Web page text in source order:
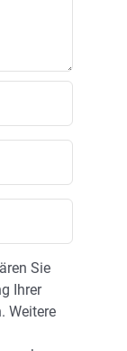
Sie
Ihrer
Weitere